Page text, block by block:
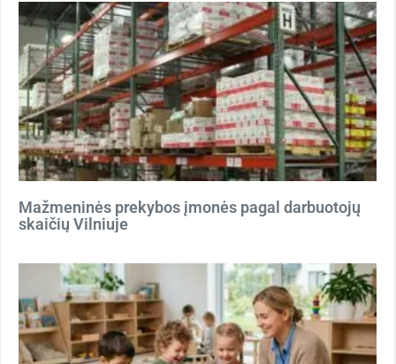
Mažmeninės prekybos įmonės pagal darbuotojų
skaičių Vilniuje